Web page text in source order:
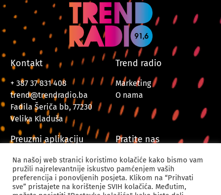
Kontakt
+ 387 37 831 408
trend@trendradio.ba
Fadila Šeriča bb, 77230
Velika Kladuša
Trend radio
Marketing
O nama
Preuzmi aplikaciju Pratite nas
Na našoj web stranici koristimo kolačiće kako bismo vam
pružili najrelevantnije iskustvo pamćenjem vaših
preferencija i ponovljenih posjeta. Klikom na “Prihvati
sve” pristajete na korištenje SVIH kolačića. Međutim,